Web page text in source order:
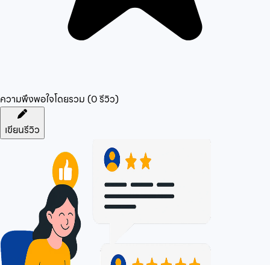
ความพึงพอใจโดยรวม (0รีวิว)
เขียนรีวิว